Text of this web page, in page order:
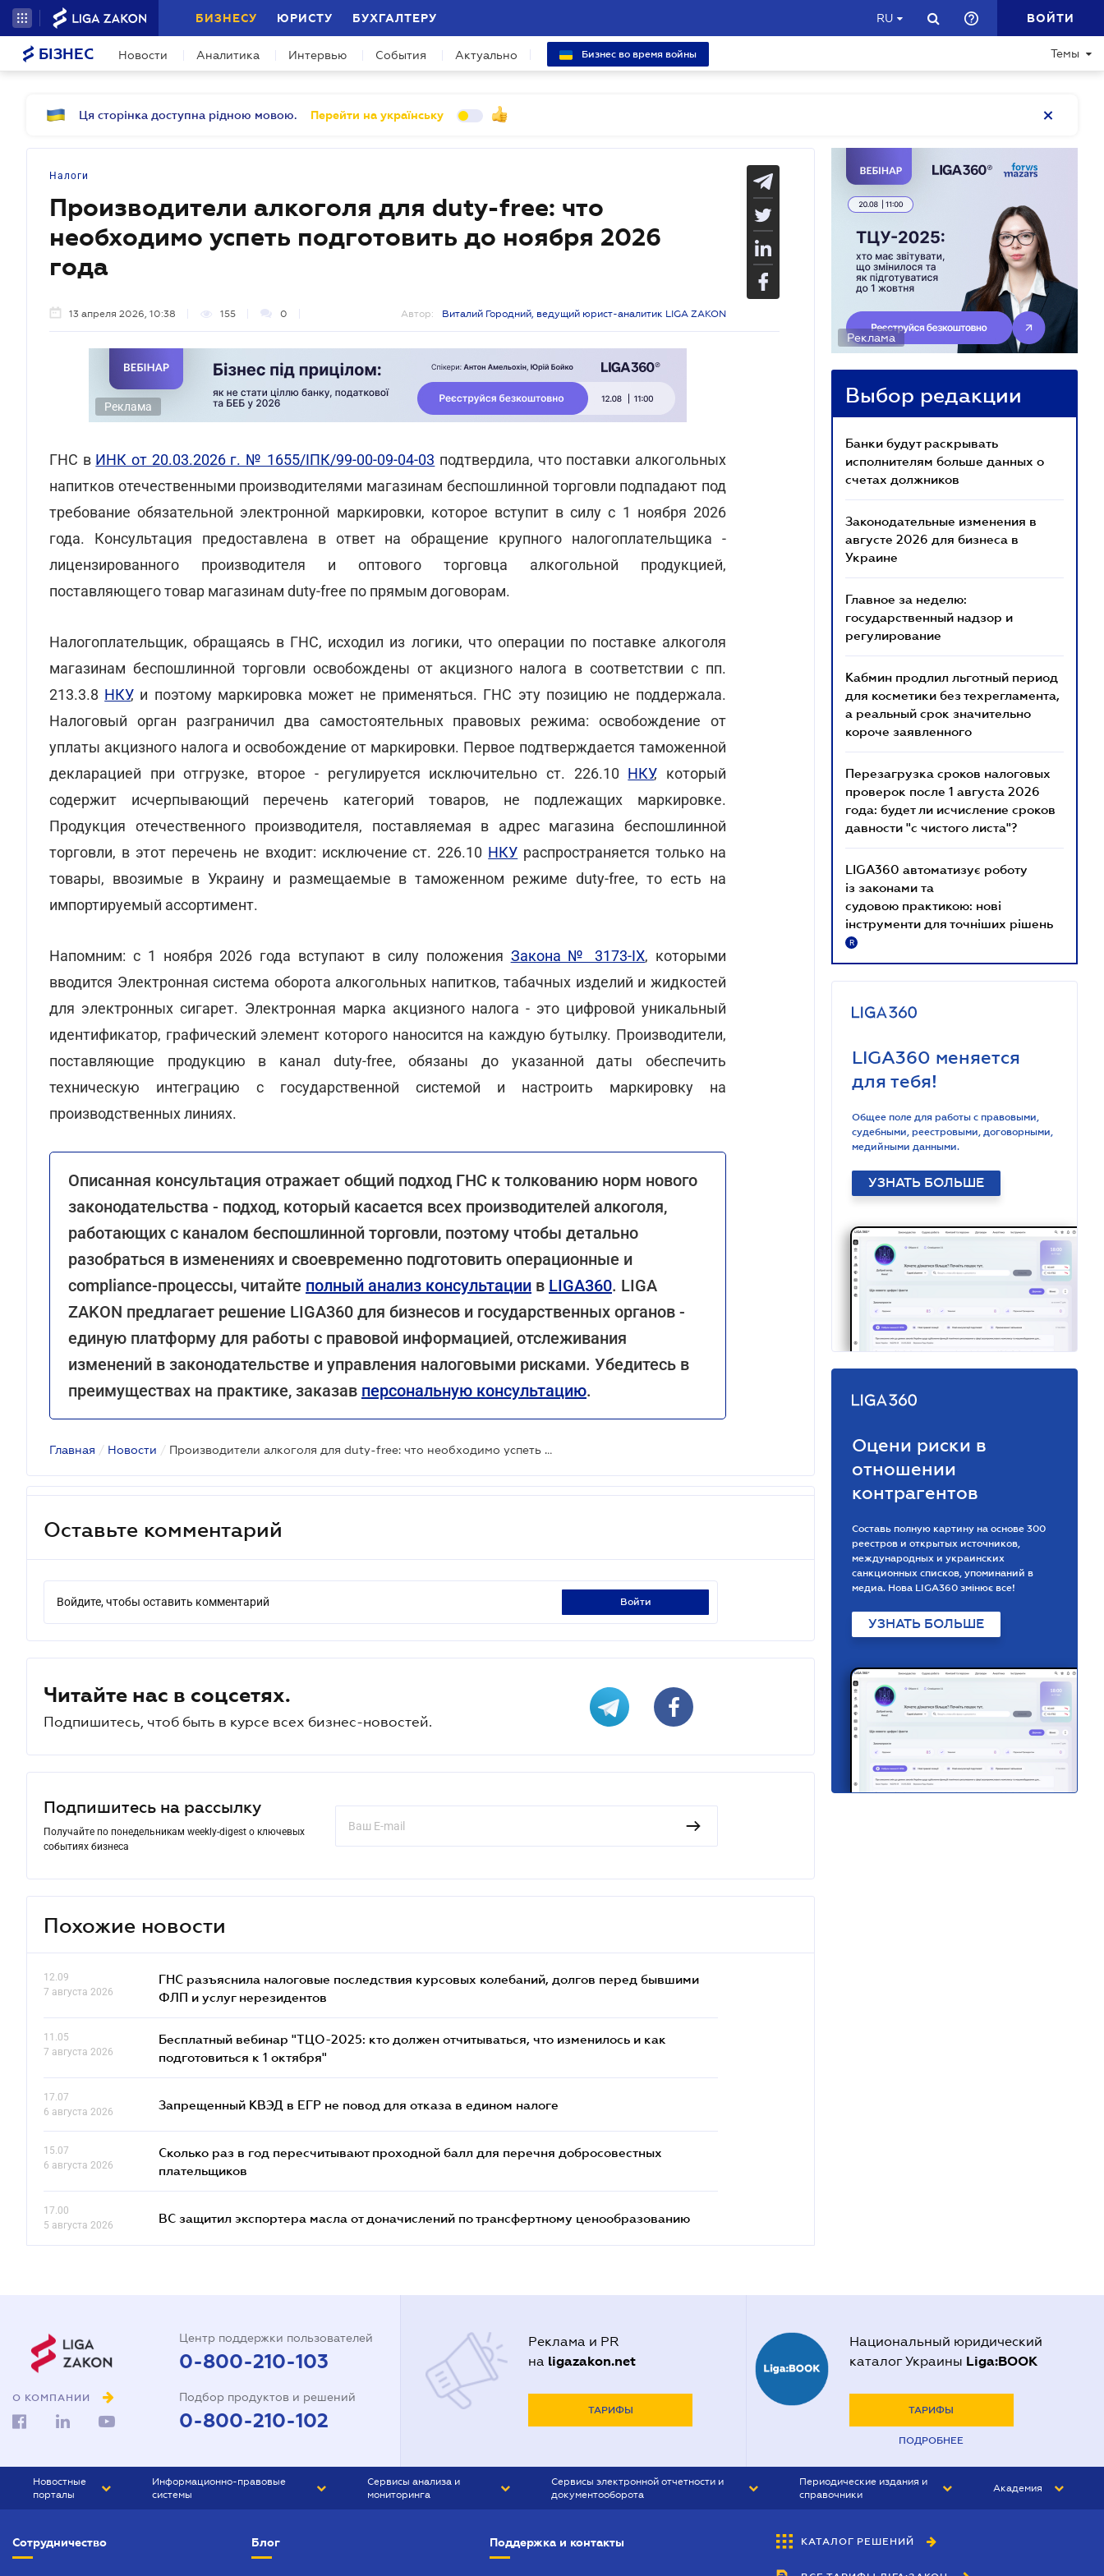
БИЗНЕСУ ЮРИСТУ БУХГАЛТЕРУ RU ВОЙТИ
БІЗНЕС Новости Аналитика Интервью События Актуально Бизнес во время войны Темы
Ця сторінка доступна рідною мовою. Перейти на українську
Налоги
Производители алкоголя для duty-free: что
необходимо успеть подготовить до ноября 2026
года
13 апреля 2026, 10:38 155 0 Автор: Виталий Городний, ведущий юрист-аналитик LIGA ZAKON
Реклама
ГНС в ИНК от 20.03.2026 г. № 1655/ІПК/99-00-09-04-03 подтвердила, что поставки алкогольных
напитков отечественными производителями магазинам беспошлинной торговли подпадают под
требование обязательной электронной маркировки, которое вступит в силу с 1 ноября 2026
года. Консультация предоставлена в ответ на обращение крупного налогоплательщика -
лицензированного производителя и оптового торговца алкогольной продукцией,
поставляющего товар магазинам duty-free по прямым договорам.
Налогоплательщик, обращаясь в ГНС, исходил из логики, что операции по поставке алкоголя
магазинам беспошлинной торговли освобождены от акцизного налога в соответствии с пп.
213.3.8 НКУ, и поэтому маркировка может не применяться. ГНС эту позицию не поддержала.
Налоговый орган разграничил два самостоятельных правовых режима: освобождение от
уплаты акцизного налога и освобождение от маркировки. Первое подтверждается таможенной
декларацией при отгрузке, второе - регулируется исключительно ст. 226.10 НКУ, который
содержит исчерпывающий перечень категорий товаров, не подлежащих маркировке.
Продукция отечественного производителя, поставляемая в адрес магазина беспошлинной
торговли, в этот перечень не входит: исключение ст. 226.10 НКУ распространяется только на
товары, ввозимые в Украину и размещаемые в таможенном режиме duty-free, то есть на
импортируемый ассортимент.
Напомним: с 1 ноября 2026 года вступают в силу положения Закона № 3173-IX, которыми
вводится Электронная система оборота алкогольных напитков, табачных изделий и жидкостей
для электронных сигарет. Электронная марка акцизного налога - это цифровой уникальный
идентификатор, графический элемент которого наносится на каждую бутылку. Производители,
поставляющие продукцию в канал duty-free, обязаны до указанной даты обеспечить
техническую интеграцию с государственной системой и настроить маркировку на
производственных линиях.
Описанная консультация отражает общий подход ГНС к толкованию норм нового
законодательства - подход, который касается всех производителей алкоголя,
работающих с каналом беспошлинной торговли, поэтому чтобы детально
разобраться в изменениях и своевременно подготовить операционные и
compliance-процессы, читайте полный анализ консультации в LIGA360. LIGA
ZAKON предлагает решение LIGA360 для бизнесов и государственных органов -
единую платформу для работы с правовой информацией, отслеживания
изменений в законодательстве и управления налоговыми рисками. Убедитесь в
преимуществах на практике, заказав персональную консультацию.
Главная / Новости / Производители алкоголя для duty-free: что необходимо успеть подготовить до ноября 2026 года
Оставьте комментарий
Войдите, чтобы оставить комментарий войти
Читайте нас в соцсетях.
Подпишитесь, чтоб быть в курсе всех бизнес-новостей.
Подпишитесь на рассылку
Получайте по понедельникам weekly-digest о ключевых
событиях бизнеса
Похожие новости
12.09
7 августа 2026
ГНС разъяснила налоговые последствия курсовых колебаний, долгов перед бывшими
ФЛП и услуг нерезидентов
11.05
7 августа 2026
Бесплатный вебинар "ТЦО-2025: кто должен отчитываться, что изменилось и как
подготовиться к 1 октября"
17.07
6 августа 2026
Запрещенный КВЭД в ЕГР не повод для отказа в едином налоге
15.07
6 августа 2026
Сколько раз в год пересчитывают проходной балл для перечня добросовестных
плательщиков
17.00
5 августа 2026
ВС защитил экспортера масла от доначислений по трансфертному ценообразованию
Реклама
Выбор редакции
Банки будут раскрывать
исполнителям больше данных о
счетах должников
Законодательные изменения в
августе 2026 для бизнеса в
Украине
Главное за неделю:
государственный надзор и
регулирование
Кабмин продлил льготный период
для косметики без техрегламента,
а реальный срок значительно
короче заявленного
Перезагрузка сроков налоговых
проверок после 1 августа 2026
года: будет ли исчисление сроков
давности "с чистого листа"?
LIGA360 автоматизує роботу
із законами та
судовою практикою: нові
інструменти для точніших рішень
R
LIGA360 меняется
для тебя!
Общее поле для работы с правовыми,
судебными, реестровыми, договорными,
медийными данными.
УЗНАТЬ БОЛЬШЕ
Оцени риски в
отношении
контрагентов
Составь полную картину на основе 300
реестров и открытых источников,
международных и украинских
санкционных списков, упоминаний в
медиа. Нова LIGA360 змінює все!
УЗНАТЬ БОЛЬШЕ
О КОМПАНИИ
Центр поддержки пользователей
0-800-210-103
Подбор продуктов и решений
0-800-210-102
Реклама и PR
на ligazakon.net
ТАРИФЫ
Национальный юридический
каталог Украины Liga:BOOK
ТАРИФЫ
ПОДРОБНЕЕ
Новостные
порталы
БИЗНЕС
Информационно-правовые
системы
Сервисы анализа и
мониторинга
Сервисы электронной отчетности и
документооборота
Периодические издания и
справочники
БУХГАЛТЕР&ЗАКОН
Академия
Сотрудничество Блог Поддержка и контакты КАТАЛОГ РЕШЕНИЙ